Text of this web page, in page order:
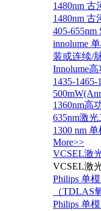
1480nm 古
1480nm 古
405-
innolume
装或连续/
Innolume
1435-
1360nm高
635nm激
1300 nm
More>>
VCSEL激
VCSEL激
Philips 单
（TDLAS
Philips 单